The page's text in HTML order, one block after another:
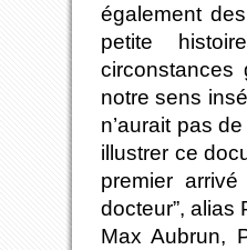
également
petite
notre sens
n’aurait pas
illustrer ce
premier
docteur”, alias
Max Aubrun,